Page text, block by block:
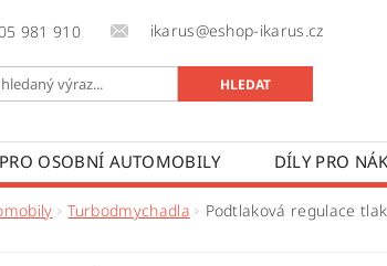
981 910 ikarus@eshop-ikarus.cz
OSOBNÍ AUTOMOBILY
DÍLY PRO
PRO ZEMĚDĚLSKÉ STROJE
VÝROBA A
Turbodmychadla
Podtlaková regulace